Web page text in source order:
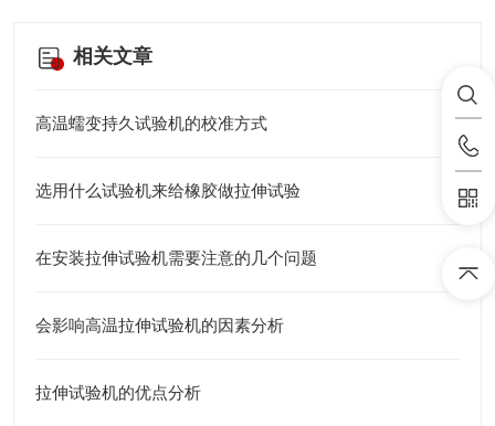
相关文章
高温蠕变持久试验机的校准方式
选用什么试验机来给橡胶做拉伸试验
在安装拉伸试验机需要注意的几个问题
会影响高温拉伸试验机的因素分析
拉伸试验机的优点分析